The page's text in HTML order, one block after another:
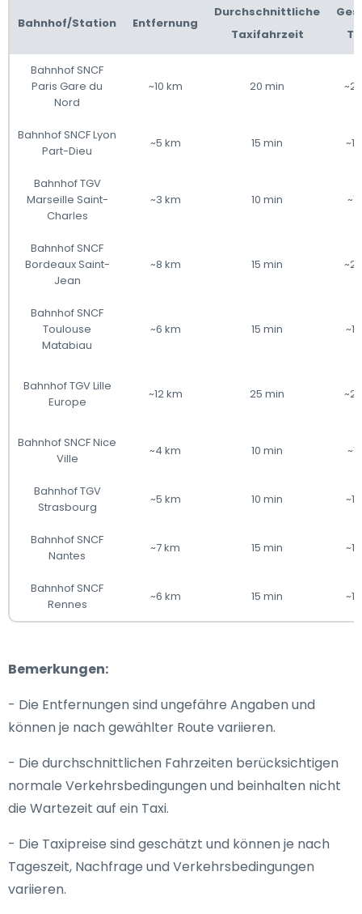
Bahnhof/Station Entfernung
Durchschnittliche
Taxifahrzeit
Bahnhof SNCF
Paris Gare du
Nord
~10 km 20 min
Bahnhof SNCF Lyon
Part-Dieu
~5 km 15 min
Bahnhof TGV
Marseille Saint-
Charles
~3 km 10 min
Bahnhof SNCF
Bordeaux Saint-
Jean
~8 km 15 min
Bahnhof SNCF
Toulouse
Matabiau
~6 km 15 min
Bahnhof TGV Lille
Europe
~12 km 25 min
Bahnhof SNCF Nice
Ville
~4 km 10 min
Bahnhof TGV
Strasbourg
~5 km 10 min
Bahnhof SNCF
Nantes
~7 km 15 min
Bahnhof SNCF
Rennes
~6 km 15 min
Bemerkungen:
- Die Entfernungen sind ungefähre Angaben und
können je nach gewählter Route variieren.
- Die durchschnittlichen Fahrzeiten berücksichtigen
normale Verkehrsbedingungen und beinhalten nicht
die Wartezeit auf ein Taxi.
- Die Taxipreise sind geschätzt und können je nach
Tageszeit, Nachfrage und Verkehrsbedingungen
variieren.